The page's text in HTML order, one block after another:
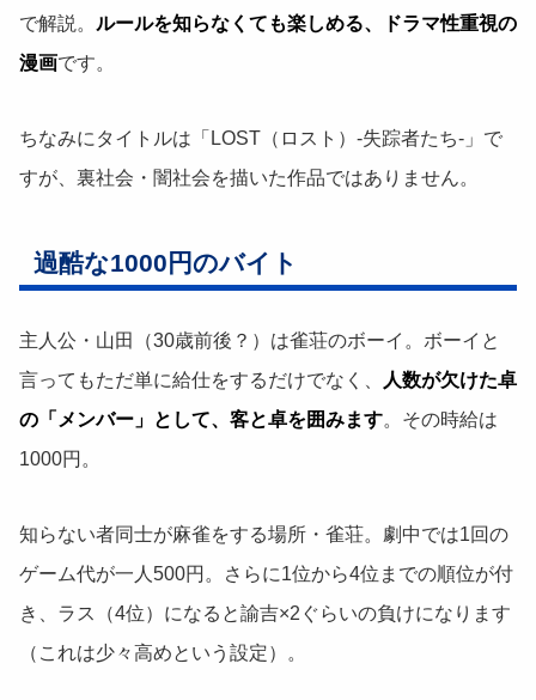
で解説。 ルールを知らなくても楽しめる、ドラマ性重視の
漫画です。
ちなみにタイトルは「LOST（ロスト）-失踪者たち-」で
すが、裏社会・闇社会を描いた作品ではありません。
過酷な1000円のバイト
主人公・山田（30歳前後？）は雀荘のボーイ。ボーイと
言ってもただ単に給仕をするだけでなく、
人数が欠けた卓
の「メンバー」として、客と卓を囲みます。その時給は
1000円。
知らない者同士が麻雀をする場所・雀荘。劇中では1回の
ゲーム代が一人500円。さらに1位から4位までの順位が付
き、ラス（4位）になると諭吉×2ぐらいの負けになります
（これは少々高めという設定）。